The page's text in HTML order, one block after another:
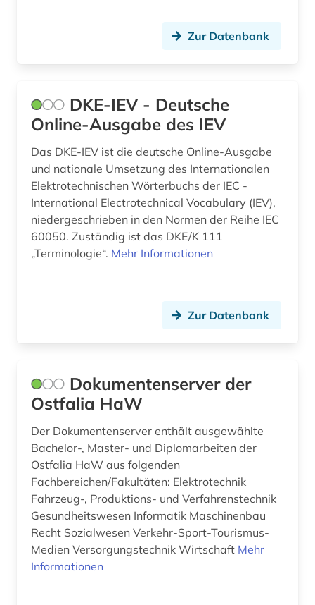
umweltwissenschaften (1)
unfallversicherung (1)
unfälle (1)
unternehmen (1)
urbane mobilität (1)
vereinte nationen (1)
vorabdruck (1)
weltkrieg &lt;1939-1945&gt; (2)
werkstoff (1)
wirtschaftswissenschaften (2)
wissenschaftliche zeitschrift (1)
Zur Datenbank
DKE-IEV - Deutsche
Online-Ausgabe des IEV
Das DKE-IEV ist die deutsche Online-Ausgabe
und nationale Umsetzung des Internationalen
Elektrotechnischen Wörterbuchs der IEC -
International Electrotechnical Vocabulary (IEV),
niedergeschrieben in den Normen der Reihe IEC
60050. Zuständig ist das DKE/K 111
„Terminologie“. Mehr Informationen
Zur Datenbank
Dokumentenserver der
Ostfalia HaW
Der Dokumentenserver enthält ausgewählte
Bachelor-, Master- und Diplomarbeiten der
Ostfalia HaW aus folgenden
Fachbereichen/Fakultäten: Elektrotechnik
Fahrzeug-, Produktions- und Verfahrenstechnik
Gesundheitswesen Informatik Maschinenbau
Recht Sozialwesen Verkehr-Sport-Tourismus-
Medien Versorgungstechnik Wirtschaft Mehr
Informationen